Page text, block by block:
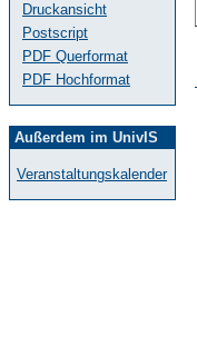
Druckansicht
Postscript
PDF Querformat
PDF Hochformat
Außerdem im UnivIS
Veranstaltungskalender